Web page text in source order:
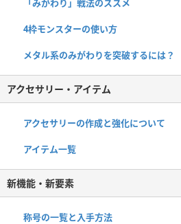
「みがわり」戦法のススメ
4枠モンスターの使い方
メタル系のみがわりを突破するには？
アクセサリー・アイテム
アクセサリーの作成と強化について
アイテム一覧
新機能・新要素
称号の一覧と入手方法